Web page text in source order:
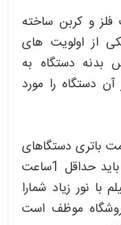
و کربن ساخته
از اولویت های
بدنه دستگاه به
دستگاه را مورد
باتری دستگاهای
استوک به این صورت میباشد که باید حداقل 1ساعت
با نور زیاد شمارا
موظف است